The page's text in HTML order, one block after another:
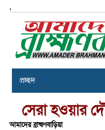
,
প্রচ্ছদ
সেরা হওয়ার
আমাদের ব্রাহ্মণবাড়িয়া